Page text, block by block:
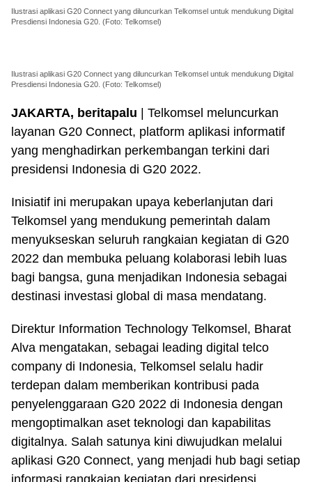
Ilustrasi aplikasi G20 Connect yang diluncurkan Telkomsel untuk mendukung Digital
Presdiensi Indonesia G20. (Foto: Telkomsel)
Ilustrasi aplikasi G20 Connect yang diluncurkan Telkomsel untuk mendukung Digital
Presdiensi Indonesia G20. (Foto: Telkomsel)
JAKARTA, beritapalu | Telkomsel meluncurkan
layanan G20 Connect, platform aplikasi informatif
yang menghadirkan perkembangan terkini dari
presidensi Indonesia di G20 2022.
Inisiatif ini merupakan upaya keberlanjutan dari
Telkomsel yang mendukung pemerintah dalam
menyukseskan seluruh rangkaian kegiatan di G20
2022 dan membuka peluang kolaborasi lebih luas
bagi bangsa, guna menjadikan Indonesia sebagai
destinasi investasi global di masa mendatang.
Direktur Information Technology Telkomsel, Bharat
Alva mengatakan, sebagai leading digital telco
company di Indonesia, Telkomsel selalu hadir
terdepan dalam memberikan kontribusi pada
penyelenggaraan G20 2022 di Indonesia dengan
mengoptimalkan aset teknologi dan kapabilitas
digitalnya. Salah satunya kini diwujudkan melalui
aplikasi G20 Connect, yang menjadi hub bagi setiap
informasi rangkaian kegiatan dari presidensi